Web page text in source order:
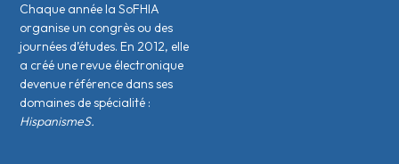
Chaque année la SoFHIA
organise un congrès ou des
journées d’études. En 2012, elle
a créé une revue électronique
devenue référence dans ses
domaines de spécialité :
HispanismeS.